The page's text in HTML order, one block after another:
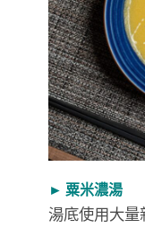
► 粟米濃湯
湯底使用大